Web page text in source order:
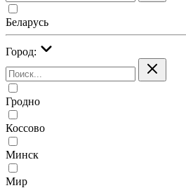
Беларусь
Город:
Гродно
Коссово
Минск
Мир